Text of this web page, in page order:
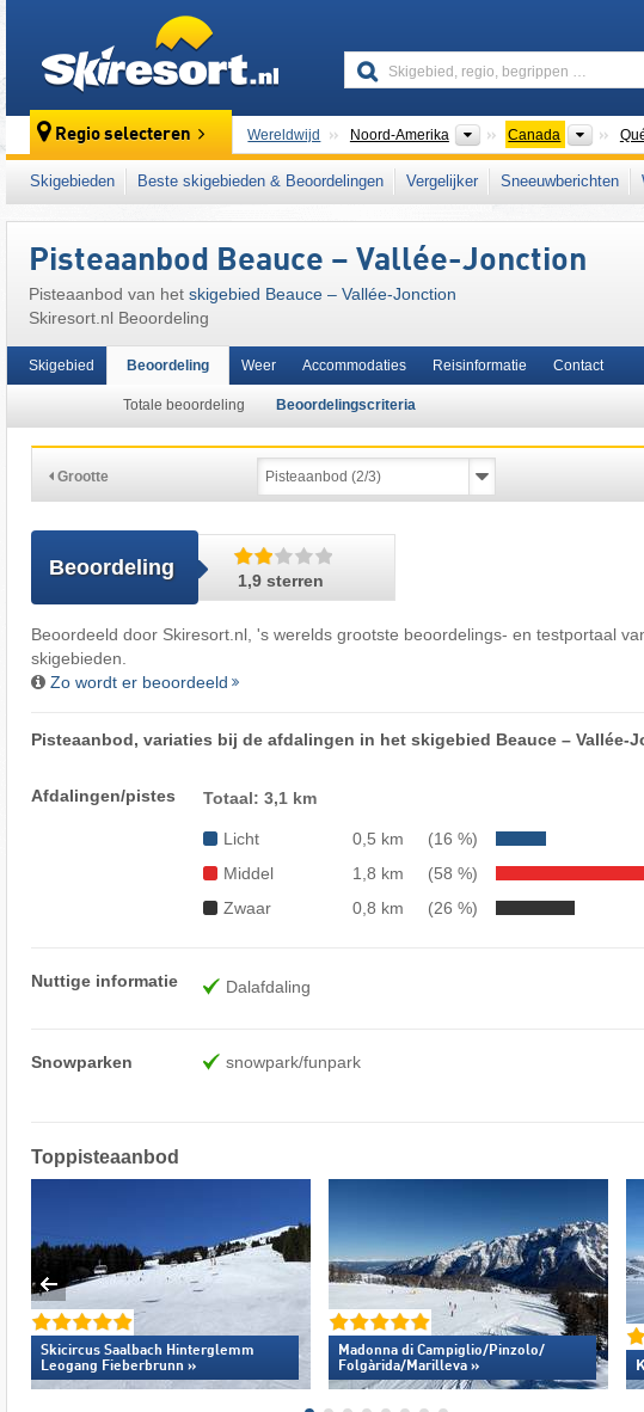
Regio selecteren Wereldwijd Noord-Amerika Continenten
Canada Landen
Dit skigebied ligt ook in: Notre Dame Mountains , Atlantic
Skigebieden Beste skigebieden & Beoordelingen Vergelijker Sneeuwberichten
Pisteaanbod Beauce – Vallée-Jonction
Pisteaanbod van het skigebied Beauce – Vallée-Jonction
Skiresort.nl Beoordeling
Skigebied Beoordeling
Totale beoordeling Beoordelingscriteria
Weer Accommodaties Reisinformatie Contact
Grootte
Beoordeling
1,9 sterren
Beoordeeld door Skiresort.nl, 's werelds grootste beoordelings- en testportaal
skigebieden.
Zo wordt er beoordeeld
Pisteaanbod, variaties bij de afdalingen in het skigebied Beauce – Vallée-
Afdalingen/pistes Totaal: 3,1 km
Licht 0,5 km
(16 %)
Middel
1,8 km
(58 %)
Zwaar
0,8 km (26 %)
Nuttige informatie Dalafdaling
Snowparken snowpark/funpark
Toppisteaanbod
Skicircus Saalbach Hinterglemm
Leogang Fieberbrunn »
Madonna di Campiglio/​Pinzolo/​
Folgàrida/​Marilleva »